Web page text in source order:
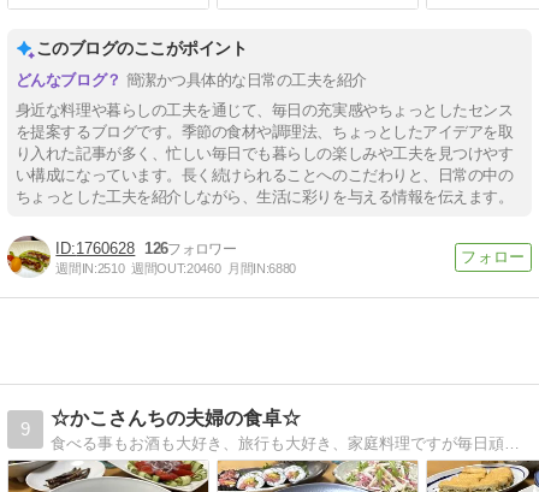
このブログのここがポイント
簡潔かつ具体的な日常の工夫を紹介
身近な料理や暮らしの工夫を通じて、毎日の充実感やちょっとしたセンス
を提案するブログです。季節の食材や調理法、ちょっとしたアイデアを取
り入れた記事が多く、忙しい毎日でも暮らしの楽しみや工夫を見つけやす
い構成になっています。長く続けられることへのこだわりと、日常の中の
ちょっとした工夫を紹介しながら、生活に彩りを与える情報を伝えます。
1760628 126
週間IN:2510 週間OUT:20460 月間IN:6880
9
☆かこさんちの夫婦の食卓☆
食べる事もお酒も大好き、旅行も大好き、家庭料理ですが毎日頑張っています。